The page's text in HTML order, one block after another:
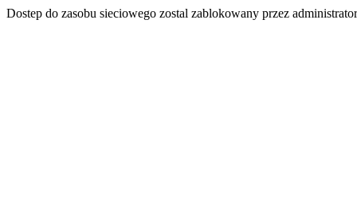
Dostep do zasobu sieciowego zostal zablokowany przez